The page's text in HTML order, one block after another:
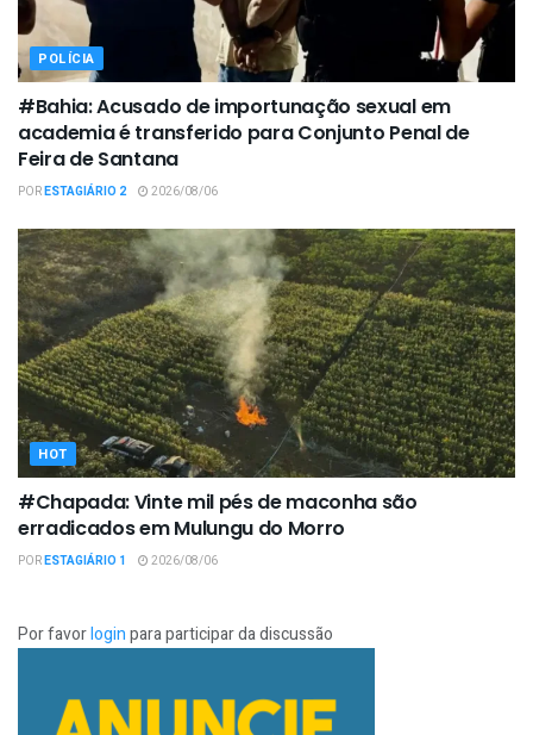
POLÍCIA
#Bahia: Acusado de importunação sexual em
academia é transferido para Conjunto Penal de
Feira de Santana
PORESTAGIÁRIO 2 2026/08/06
HOT
#Chapada: Vinte mil pés de maconha são
erradicados em Mulungu do Morro
PORESTAGIÁRIO 1 2026/08/06
Por favorloginpara participar da discussão